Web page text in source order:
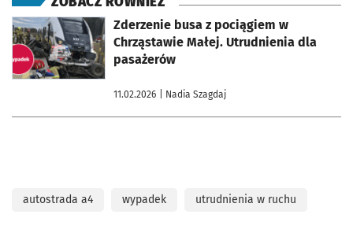
Zderzenie busa z pociągiem w
Chrząstawie Małej. Utrudnienia dla
pasażerów
11.02.2026 | Nadia Szagdaj
otworzy się w nowej karcie
autostrada a4 wypadek utrudnienia w ruchu